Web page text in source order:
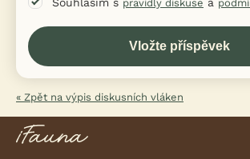
pravidly diskuse
« Zpět na výpis diskusních vláken